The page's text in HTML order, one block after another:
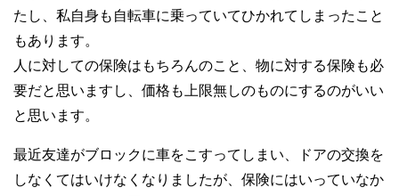
たし、私自身も自転車に乗っていてひかれてしまったこと
もあります。
人に対しての保険はもちろんのこと、物に対する保険も必
要だと思いますし、価格も上限無しのものにするのがいい
と思います。
最近友達がブロックに車をこすってしまい、ドアの交換を
しなくてはいけなくなりましたが、保険にはいっていなか